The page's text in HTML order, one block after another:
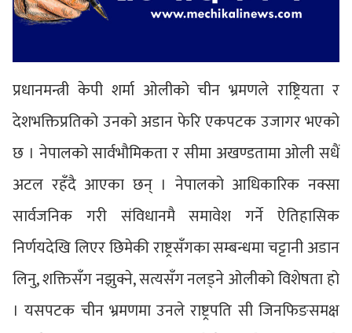
प्रधानमन्त्री केपी शर्मा ओलीको चीन भ्रमणले राष्ट्रियता र
देशभक्तिप्रतिको उनको अडान फेरि एकपटक उजागर भएको
छ । नेपालको सार्वभौमिकता र सीमा अखण्डतामा ओली सधैं
अटल रहँदै आएका छन् । नेपालको आधिकारिक नक्सा
सार्वजनिक गरी संविधानमै समावेश गर्ने ऐतिहासिक
निर्णयदेखि लिएर छिमेकी राष्ट्रसँगका सम्बन्धमा चट्टानी अडान
लिनु, शक्तिसँग नझुक्ने, सत्यसँग नलड्ने ओलीको विशेषता हो
। यसपटक चीन भ्रमणमा उनले राष्ट्रपति सी जिनफिङसमक्ष